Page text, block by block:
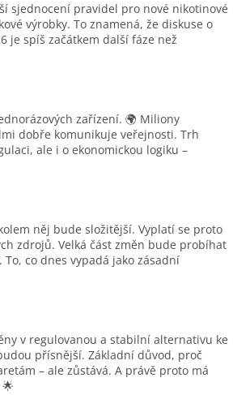
sjednocení pravidel pro nové nikotinové
výrobky. To znamená, že diskuse o
je spíš začátkem další fáze než
zařízení. 🌍 Miliony
dobře komunikuje veřejnosti. Trh
ale i o ekonomickou logiku –
něj bude složitější. Vyplatí se proto
zdrojů. Velká část změn bude probíhat
co dnes vypadá jako zásadní
v regulovanou a stabilní alternativu ke
přísnější. Základní důvod, proč
– ale zůstává. A právě proto má